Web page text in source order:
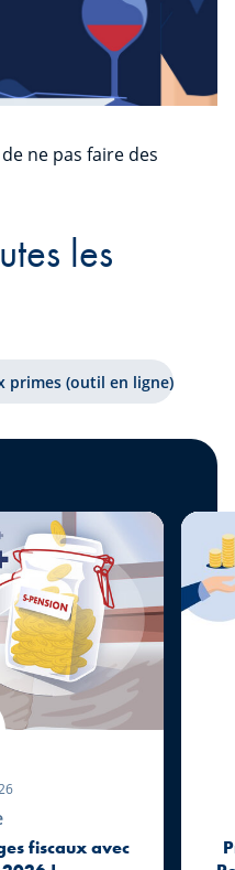
ne pas faire des
les
primes (outil en ligne)
fiscaux avec